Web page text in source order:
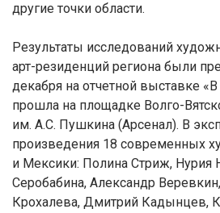
другие точки области.
Результаты исследований
арт-резиденций региона были
декабря на отчетной выставке
прошла на площадке Волго-
им. А.С. Пушкина (Арсенал). В
произведения 18 современных
и Мексики: Полина Стриж, Нурия
Серобабина, Александр
Крохалева, Дмитрий Кадынцев,